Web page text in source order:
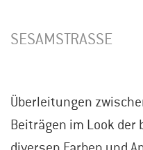
SESAMSTRASSE
Überleitungen
Beiträgen im Look der